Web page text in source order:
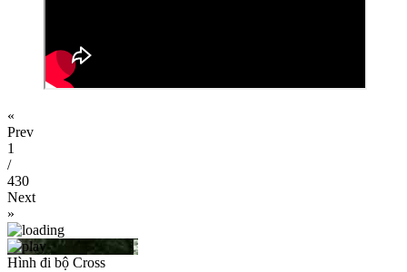
«
Prev
1
/
430
Next
»
Hình đi bộ Cross